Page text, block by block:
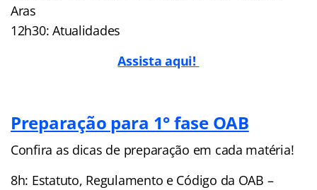
Aras
12h30: Atualidades
Assista aqui!
Preparação para 1° fase OAB
Confira as dicas de preparação em cada matéria!
8h: Estatuto, Regulamento e Código da OAB –